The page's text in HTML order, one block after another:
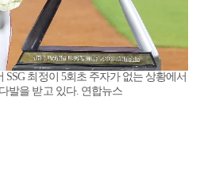
SSG 최정이 5회초 주자가 없는 상황에서
발을 받고 있다. 연합뉴스